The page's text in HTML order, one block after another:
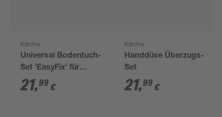
Kärcher
Universal Bodentuch-
Set 'EasyFix' für
Dampfreiniger
21,99 €
Kärcher
Handdüse Überzugs-
Set
21,99 €